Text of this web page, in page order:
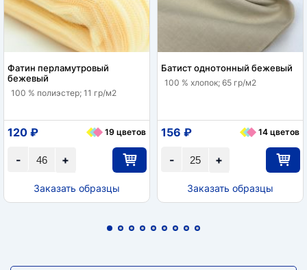
Фатин перламутровый
бежевый
100 % полиэстер; 11 гр/м2
+
-
120 ₽ 19 цветов
Заказать образцы
Батист однотонный бежевый
100 % хлопок; 65 гр/м2
+
-
156 ₽ 14 цветов
Заказать образцы